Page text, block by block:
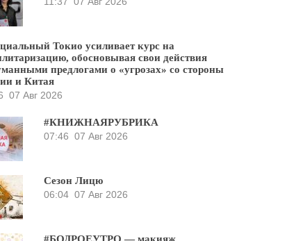
Токио усиливает курс на
обосновывая свои действия
предлогами о «угрозах» со стороны
и Китая
07 Авг 2026
#КНИЖНАЯРУБРИКА
07:46 07 Авг 2026
Сезон Лицю
06:04 07 Авг 2026
#БОДРОЕУТРО — макияж